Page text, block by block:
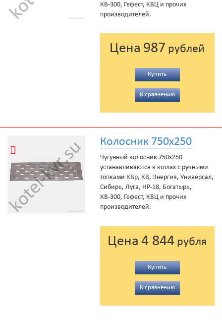
КВ-300, Гефест, КВЦ и прочих
производителей.
Цена 987 рублей
Купить
К сравнению
Колосник 750x250
Чугунный колосник 750x250
устанавливаются в котлах с ручными
топками КВр, КВ, Энергия, Универсал,
Сибирь, Луга, НР-18, Богатырь,
КВ-300, Гефест, КВЦ и прочих
производителей.
Цена 4 844 рубля
Купить
К сравнению